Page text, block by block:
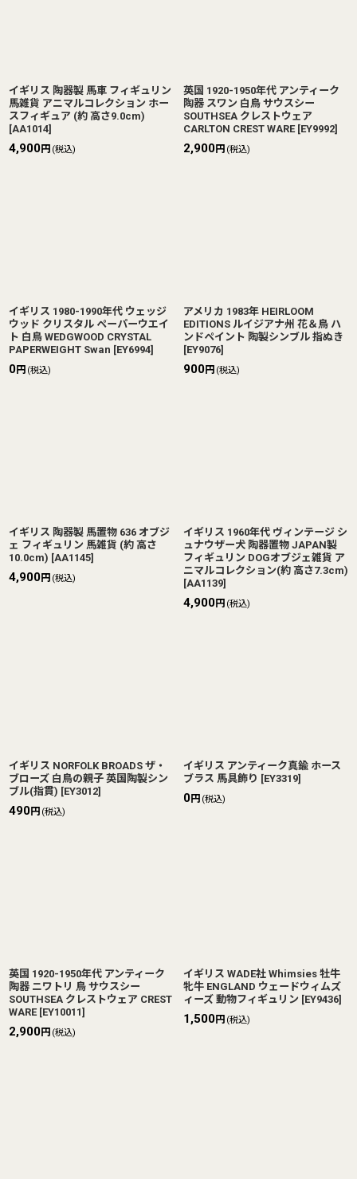
イギリス 陶器製 馬車 フィギュリン
馬雑貨 アニマルコレクション ホー
スフィギュア (約 高さ9.0cm)
[AA1014]
4,900円 (税込)
英国 1920-1950年代 アンティーク
陶器 スワン 白鳥 サウスシー
SOUTHSEA クレストウェア
CARLTON CREST WARE [EY9992]
2,900円 (税込)
イギリス 1980-1990年代 ウェッジ
ウッド クリスタル ペーパーウエイ
ト 白鳥 WEDGWOOD CRYSTAL
PAPERWEIGHT Swan [EY6994]
0円 (税込)
アメリカ 1983年 HEIRLOOM
EDITIONS ルイジアナ州 花＆鳥 ハ
ンドペイント 陶製シンブル 指ぬき
[EY9076]
900円 (税込)
イギリス 陶器製 馬置物 636 オブジ
ェ フィギュリン 馬雑貨 (約 高さ
10.0cm) [AA1145]
4,900円 (税込)
イギリス 1960年代 ヴィンテージ シ
ュナウザー犬 陶器置物 JAPAN製
フィギュリン DOGオブジェ雑貨 ア
ニマルコレクション(約 高さ7.3cm)
[AA1139]
4,900円 (税込)
イギリス NORFOLK BROADS ザ・
ブローズ 白鳥の親子 英国陶製シン
ブル(指貫) [EY3012]
490円 (税込)
イギリス アンティーク真鍮 ホース
ブラス 馬具飾り [EY3319]
0円 (税込)
英国 1920-1950年代 アンティーク
陶器 ニワトリ 鳥 サウスシー
SOUTHSEA クレストウェア CREST
WARE [EY10011]
2,900円 (税込)
イギリス WADE社 Whimsies 牡牛
牝牛 ENGLAND ウェードウィムズ
ィーズ 動物フィギュリン [EY9436]
1,500円 (税込)